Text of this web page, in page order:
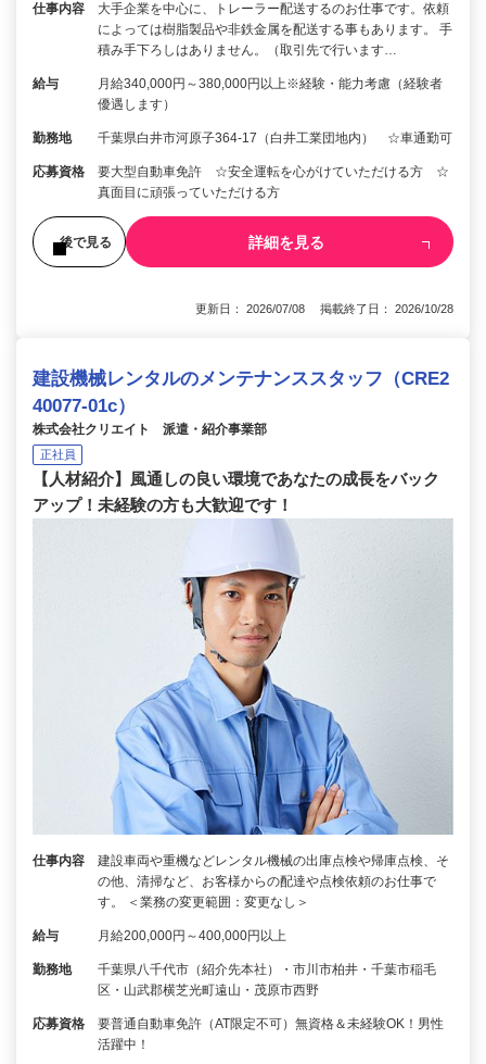
仕事内容
大手企業を中心に、トレーラー配送するのお仕事です。依頼
によっては樹脂製品や非鉄金属を配送する事もあります。 手
積み手下ろしはありません。（取引先で行います…
給与
月給340,000円～380,000円以上※経験・能力考慮（経験者
優遇します）
勤務地 千葉県白井市河原子364-17（白井工業団地内） ☆車通勤可
応募資格
要大型自動車免許 ☆安全運転を心がけていただける方 ☆
真面目に頑張っていただける方
後で見る 詳細を見る
更新日： 2026/07/08 掲載終了日： 2026/10/28
建設機械レンタルのメンテナンススタッフ（CRE2
40077-01c）
株式会社クリエイト 派遣・紹介事業部
正社員
【人材紹介】風通しの良い環境であなたの成長をバック
アップ！未経験の方も大歓迎です！
仕事内容
建設車両や重機などレンタル機械の出庫点検や帰庫点検、そ
の他、清掃など、お客様からの配達や点検依頼のお仕事で
す。 ＜業務の変更範囲：変更なし＞
給与 月給200,000円～400,000円以上
勤務地
千葉県八千代市（紹介先本社）・市川市柏井・千葉市稲毛
区・山武郡横芝光町遠山・茂原市西野
応募資格
要普通自動車免許（AT限定不可）無資格＆未経験OK！男性
活躍中！